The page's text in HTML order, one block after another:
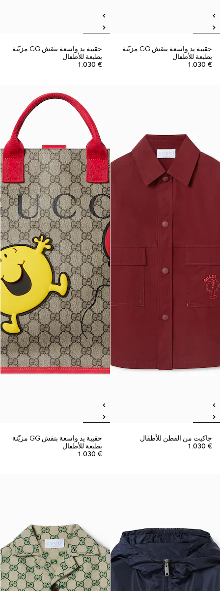
حقيبة يد واسعة بنقش GG مزيّنة
بطبعة للأطفال
€ 1.030
حقيبة يد واسعة بنقش GG مزيّنة
بطبعة للأطفال
€ 1.030
جاكيت من القطن للأطفال
€ 1.030
حقيبة يد واسعة بنقش GG مزيّنة
بطبعة للأطفال
€ 1.030